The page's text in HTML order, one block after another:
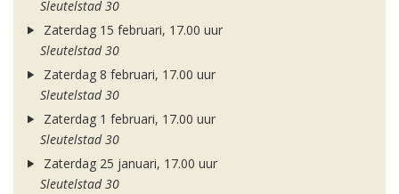
Sleutelstad 30
Zaterdag 15 februari, 17.00 uur
Sleutelstad 30
Zaterdag 8 februari, 17.00 uur
Sleutelstad 30
Zaterdag 1 februari, 17.00 uur
Sleutelstad 30
Zaterdag 25 januari, 17.00 uur
Sleutelstad 30